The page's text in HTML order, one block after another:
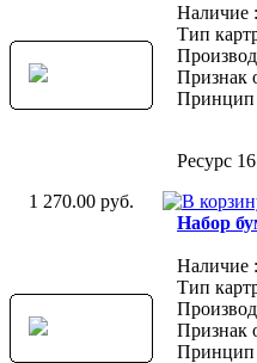
Наличие
Тип
Признак
Принцип
Ресурс
1 270.00 руб.
Набор
Наличие
Тип
Признак
Принцип